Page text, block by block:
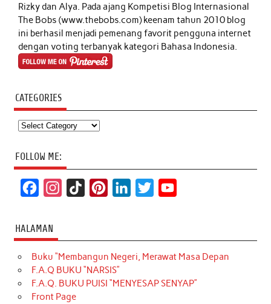
Rizky dan Alya. Pada ajang Kompetisi Blog Internasional
The Bobs (www.thebobs.com) keenam tahun 2010 blog
ini berhasil menjadi pemenang favorit pengguna internet
dengan voting terbanyak kategori Bahasa Indonesia.
CATEGORIES
Categories
FOLLOW ME:
c
e
b
o
o
t
a
g
r
T
o
k
t
e
r
k
e
d
t
t
e
T
u
b
HALAMAN
Buku “Membangun Negeri, Merawat Masa Depan
F.A.Q BUKU “NARSIS”
F.A.Q. BUKU PUISI “MENYESAP SENYAP”
Front Page